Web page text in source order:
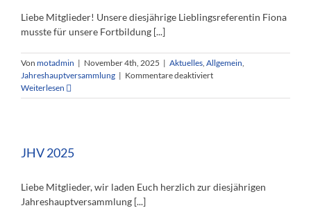
Liebe Mitglieder! Unsere diesjährige Lieblingsreferentin Fiona
musste für unsere Fortbildung [...]
Von motadmin | November 4th, 2025 | Aktuelles, Allgemein,
Jahreshauptversammlung | Kommentare deaktiviertfür
JHV
Weiterlesen
JHV 2025
Liebe Mitglieder, wir laden Euch herzlich zur diesjährigen
Jahreshauptversammlung [...]